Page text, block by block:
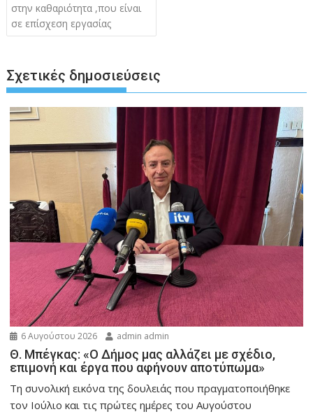
στην καθαριότητα ,που είναι
σε επίσχεση εργασίας
Σχετικές δημοσιεύσεις
6 Αυγούστου 2026 admin admin
Θ. Μπέγκας: «Ο Δήμος μας αλλάζει με σχέδιο,
επιμονή και έργα που αφήνουν αποτύπωμα»
Τη συνολική εικόνα της δουλειάς που πραγματοποιήθηκε
τον Ιούλιο και τις πρώτες ημέρες του Αυγούστου